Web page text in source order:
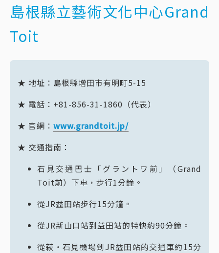
島根縣立藝術文化中心Grand
Toit
★ 地址： 島根縣增田市有明町5-15
★ 電話： +81-856-31-1860（代表）
★ 官網： www.grandtoit.jp/
★ 交通指南：
石見交通巴士「グラントワ前」（Grand
Toit前）下車，步行1分鐘。
從JR益田站步行15分鐘。
從JR新山口站到益田站的特快約90分鐘。
從萩・石見機場到JR益田站的交通車約15分